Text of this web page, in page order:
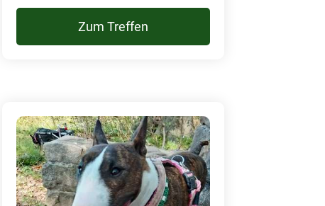
Zum Treffen